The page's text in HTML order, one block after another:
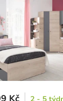
Kč 2 - 5